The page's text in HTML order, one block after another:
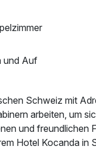
und Auf
Schweiz mit
arbeiten, um
und freundlichen
Hotel Kocanda in